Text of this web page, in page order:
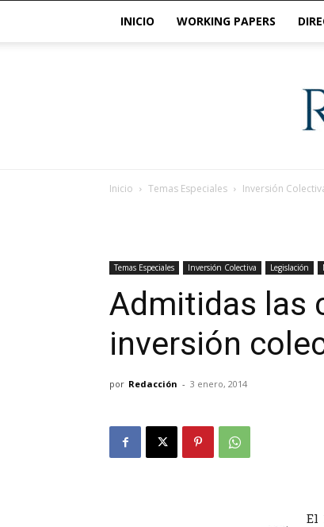
INICIO WORKING PAPERS
Inicio Temas Especiales Inversión
Temas Especiales Inversión Colectiva Legislación
Admitidas las
inversión
por Redacción - 3 enero, 2014
El